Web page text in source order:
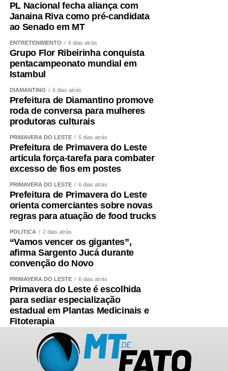
PL Nacional fecha aliança com
Janaina Riva como pré-candidata
ao Senado em MT
ENTRETENIMENTO 6 dias atrás
Grupo Flor Ribeirinha conquista
pentacampeonato mundial em
Istambul
DIAMANTINO 6 dias atrás
Prefeitura de Diamantino promove
roda de conversa para mulheres
produtoras culturais
PRIMAVERA DO LESTE 6 dias atrás
Prefeitura de Primavera do Leste
articula força-tarefa para combater
excesso de fios em postes
PRIMAVERA DO LESTE 6 dias atrás
Prefeitura de Primavera do Leste
orienta comerciantes sobre novas
regras para atuação de food trucks
POLÍTICA 2 dias atrás
“Vamos vencer os gigantes”,
afirma Sargento Jucá durante
convenção do Novo
PRIMAVERA DO LESTE 6 dias atrás
Primavera do Leste é escolhida
para sediar especialização
estadual em Plantas Medicinais e
Fitoterapia